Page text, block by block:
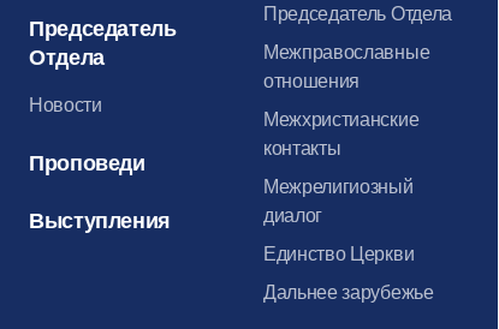
Председатель
Отдела
Новости
Проповеди
Выступления
Председатель Отдела
Межправославные
отношения
Межхристианские
контакты
Межрелигиозный
диалог
Единство Церкви
Дальнее зарубежье